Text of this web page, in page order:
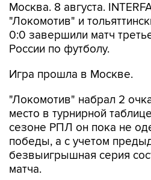
Москва. 8 августа.
"Локомотив" и
0:0 завершили матч
России по футболу.
Игра прошла в Москве.
"Локомотив" набрал 2
место в турнирной
сезоне РПЛ он пока не
победы, а с учетом
безвыигрышная серия
матча.